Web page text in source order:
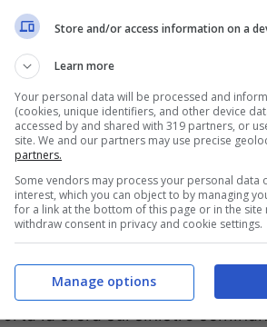
una conclusione che fa la
e in pochi minuti
difesa ligure. Le azioni
Abrahamma poi decide
gemma per deliziare l’Olimpico.
la sfera sul sinistro
Store and/or access information on a
Learn more
Your personal data will be processed and
(cookies, unique identifiers, and other device
accessed by and shared with 319 partners, or
site. We and our partners may use precise
partners.
Some vendors may process your personal data
interest, which you can object to by managing
for a link at the bottom of this page or in the site
withdraw consent in privacy and cookie settings.
Manage options